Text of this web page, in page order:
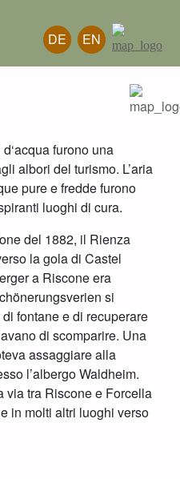
DE EN
furono una
albori del turismo. L’aria
pure e fredde furono
luoghi di cura.
del 1882, il Rienza
la gola di Castel
a Riscone era
si
fontane e di recuperare
di scomparire. Una
assaggiare alla
l’albergo Waldheim.
via tra Riscone e Forcella
in molti altri luoghi verso